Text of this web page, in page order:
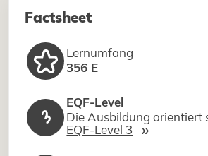
Factsheet
Lernumfang
356 E
3
EQF-Level
Die Ausbildung orientiert
EQF-Level 3
»